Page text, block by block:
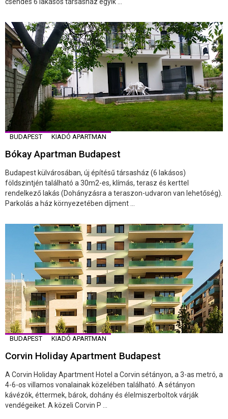
BUDAPEST KIADÓ APARTMAN
Bókay Apartman Budapest
Budapest külvárosában, új építésű társasház (6 lakásos)
földszintjén található a 30m2-es, klímás, terasz és kerttel
rendelkező lakás (Dohányzásra a teraszon-udvaron van lehetőség).
Parkolás a ház környezetében díjment ...
BUDAPEST KIADÓ APARTMAN
Corvin Holiday Apartment Budapest
A Corvin Holiday Apartment Hotel a Corvin sétányon, a 3-as metró, a
4-6-os villamos vonalainak közelében található. A sétányon
kávézók, éttermek, bárok, dohány és élelmiszerboltok várják
vendégeiket. A közeli Corvin P ...